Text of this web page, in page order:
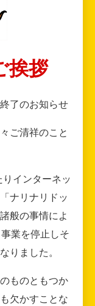
挨拶
了のお知らせ
ご清祥のこと
インターネッ
ナリナリドッ
般の事情によ
業を停止しそ
りました。
ものともつか
欠かすことな